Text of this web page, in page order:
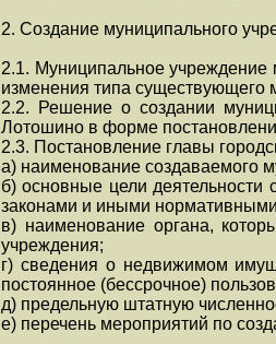
2. Создание муниципального
2.1. Муниципальное учреждение
изменения типа существующего
2.2. Решение о создании
Лотошино в форме
2.3. Постановление главы
а) наименование создаваемого
б) основные цели деятельности
законами и иными
в) наименование органа,
учреждения;
г) сведения о недвижимом
постоянное (бессрочное)
д) предельную штатную
е) перечень мероприятий по